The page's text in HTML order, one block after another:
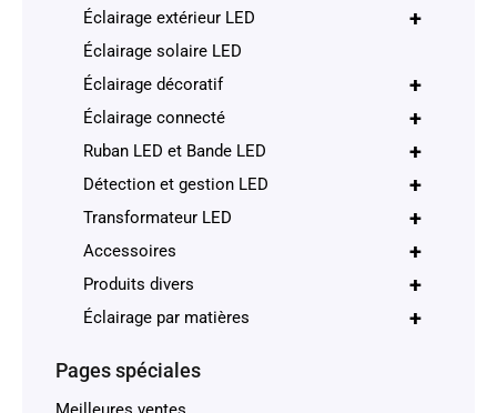
+
Éclairage extérieur LED
Éclairage solaire LED
+
Éclairage décoratif
+
Éclairage connecté
+
Ruban LED et Bande LED
+
Détection et gestion LED
+
Transformateur LED
+
Accessoires
+
Produits divers
+
Éclairage par matières
Pages spéciales